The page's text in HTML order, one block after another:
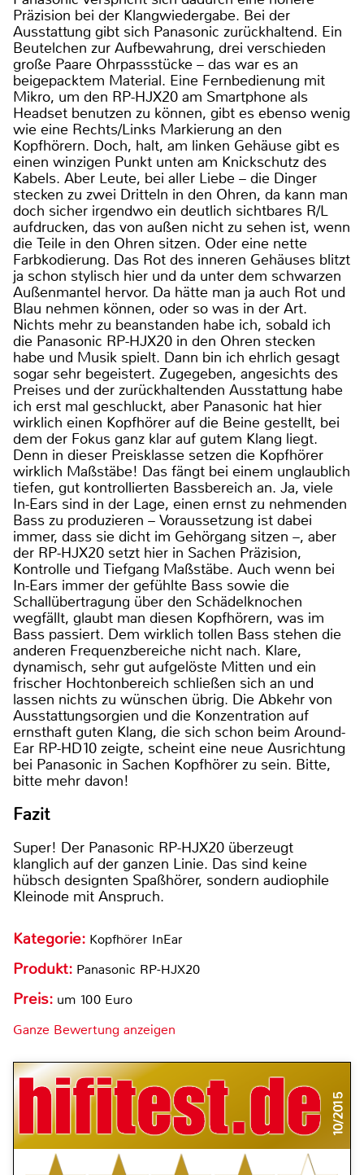
Präzision bei der Klangwiedergabe. Bei der
Ausstattung gibt sich Panasonic zurückhaltend. Ein
Beutelchen zur Aufbewahrung, drei verschieden
große Paare Ohrpassstücke – das war es an
beigepacktem Material. Eine Fernbedienung mit
Mikro, um den RP-HJX20 am Smartphone als
Headset benutzen zu können, gibt es ebenso wenig
wie eine Rechts/Links Markierung an den
Kopfhörern. Doch, halt, am linken Gehäuse gibt es
einen winzigen Punkt unten am Knickschutz des
Kabels. Aber Leute, bei aller Liebe – die Dinger
stecken zu zwei Dritteln in den Ohren, da kann man
doch sicher irgendwo ein deutlich sichtbares R/L
aufdrucken, das von außen nicht zu sehen ist, wenn
die Teile in den Ohren sitzen. Oder eine nette
Farbkodierung. Das Rot des inneren Gehäuses blitzt
ja schon stylisch hier und da unter dem schwarzen
Außenmantel hervor. Da hätte man ja auch Rot und
Blau nehmen können, oder so was in der Art.
Nichts mehr zu beanstanden habe ich, sobald ich
die Panasonic RP-HJX20 in den Ohren stecken
habe und Musik spielt. Dann bin ich ehrlich gesagt
sogar sehr begeistert. Zugegeben, angesichts des
Preises und der zurückhaltenden Ausstattung habe
ich erst mal geschluckt, aber Panasonic hat hier
wirklich einen Kopfhörer auf die Beine gestellt, bei
dem der Fokus ganz klar auf gutem Klang liegt.
Denn in dieser Preisklasse setzen die Kopfhörer
wirklich Maßstäbe! Das fängt bei einem unglaublich
tiefen, gut kontrollierten Bassbereich an. Ja, viele
In-Ears sind in der Lage, einen ernst zu nehmenden
Bass zu produzieren – Voraussetzung ist dabei
immer, dass sie dicht im Gehörgang sitzen –, aber
der RP-HJX20 setzt hier in Sachen Präzision,
Kontrolle und Tiefgang Maßstäbe. Auch wenn bei
In-Ears immer der gefühlte Bass sowie die
Schallübertragung über den Schädelknochen
wegfällt, glaubt man diesen Kopfhörern, was im
Bass passiert. Dem wirklich tollen Bass stehen die
anderen Frequenzbereiche nicht nach. Klare,
dynamisch, sehr gut aufgelöste Mitten und ein
frischer Hochtonbereich schließen sich an und
lassen nichts zu wünschen übrig. Die Abkehr von
Ausstattungsorgien und die Konzentration auf
ernsthaft guten Klang, die sich schon beim Around-
Ear RP-HD10 zeigte, scheint eine neue Ausrichtung
bei Panasonic in Sachen Kopfhörer zu sein. Bitte,
bitte mehr davon!
Fazit
Super! Der Panasonic RP-HJX20 überzeugt
klanglich auf der ganzen Linie. Das sind keine
hübsch designten Spaßhörer, sondern audiophile
Kleinode mit Anspruch.
Kategorie: Kopfhörer InEar
Produkt: Panasonic RP-HJX20
Preis: um 100 Euro
Ganze Bewertung anzeigen
10/2015